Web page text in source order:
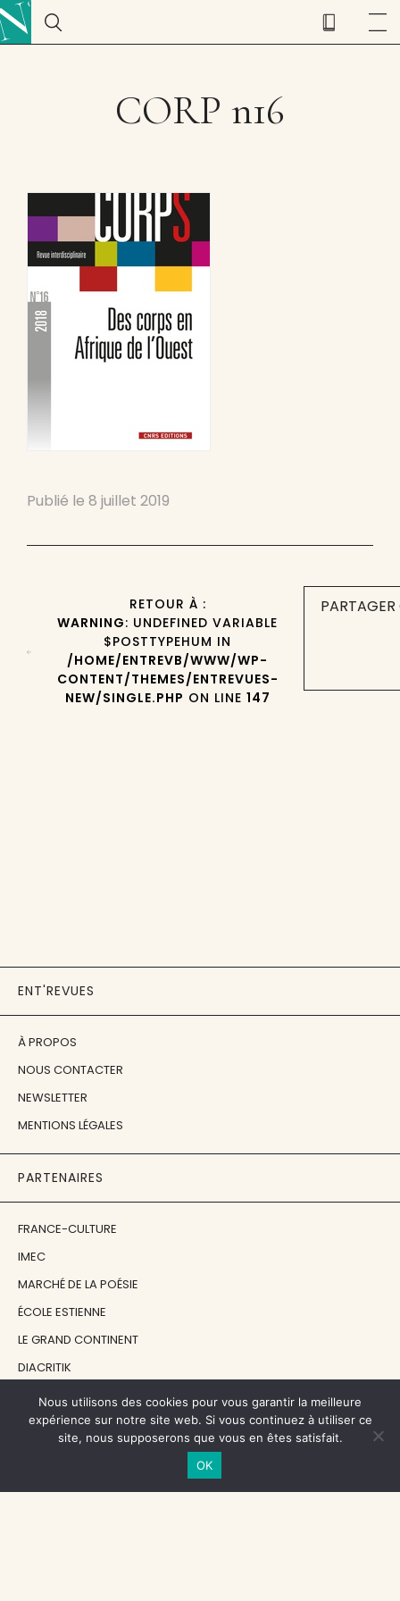
CORP n16
Publié le 8 juillet 2019
RETOUR À :
WARNING: UNDEFINED VARIABLE
$POSTTYPEHUM IN
/HOME/ENTREVB/WWW/WP-
CONTENT/THEMES/ENTREVUES-
NEW/SINGLE.PHP ON LINE 147
ENT'REVUES
À PROPOS
NOUS CONTACTER
NEWSLETTER
MENTIONS LÉGALES
PARTENAIRES
FRANCE-CULTURE
IMEC
MARCHÉ DE LA POÉSIE
ÉCOLE ESTIENNE
LE GRAND CONTINENT
DIACRITIK
EN ATTENDANT NADEAU
NOS SOUTIENS
Nous utilisons des cookies pour vous garantir la meilleure
expérience sur notre site web. Si vous continuez à utiliser ce
site, nous supposerons que vous en êtes satisfait.
OK